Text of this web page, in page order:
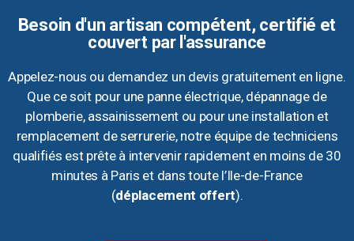
Besoin d'un artisan compétent, certifié et
couvert par l'assurance
Appelez-nous ou demandez un devis gratuitement en ligne.
Que ce soit pour une panne électrique, dépannage de
plomberie, assainissement ou pour une installation et
remplacement de serrurerie, notre équipe de techniciens
qualifiés est prête à intervenir rapidement en moins de 30
minutes à Paris et dans toute l’Ile-de-France
(déplacement offert).